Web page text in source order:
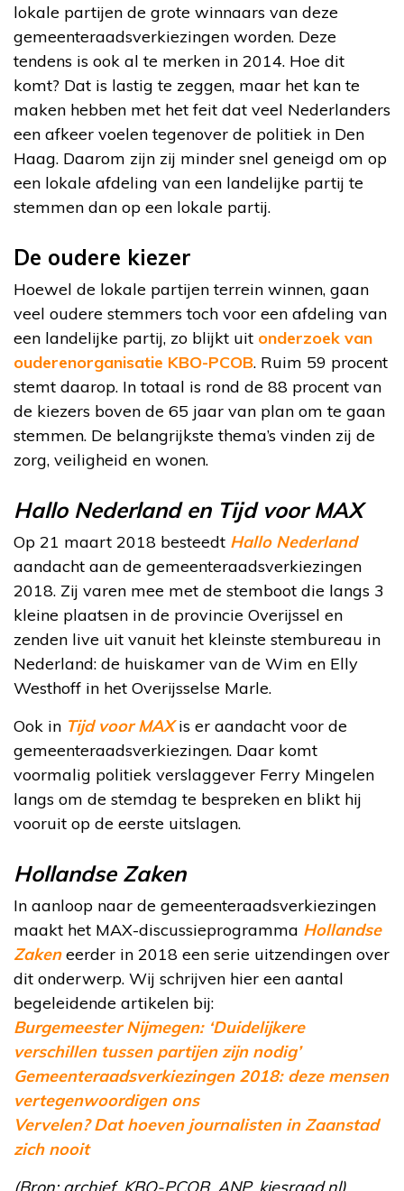
lokale partijen de grote winnaars van deze
gemeenteraadsverkiezingen worden. Deze
tendens is ook al te merken in 2014. Hoe dit
komt? Dat is lastig te zeggen, maar het kan te
maken hebben met het feit dat veel Nederlanders
een afkeer voelen tegenover de politiek in Den
Haag. Daarom zijn zij minder snel geneigd om op
een lokale afdeling van een landelijke partij te
stemmen dan op een lokale partij.
De oudere kiezer
Hoewel de lokale partijen terrein winnen, gaan
veel oudere stemmers toch voor een afdeling van
een landelijke partij, zo blijkt uit onderzoek van
ouderenorganisatie KBO-PCOB. Ruim 59 procent
stemt daarop. In totaal is rond de 88 procent van
de kiezers boven de 65 jaar van plan om te gaan
stemmen. De belangrijkste thema’s vinden zij de
zorg, veiligheid en wonen.
Hallo Nederland en Tijd voor MAX
Op 21 maart 2018 besteedt Hallo Nederland
aandacht aan de gemeenteraadsverkiezingen
2018. Zij varen mee met de stemboot die langs 3
kleine plaatsen in de provincie Overijssel en
zenden live uit vanuit het kleinste stembureau in
Nederland: de huiskamer van de Wim en Elly
Westhoff in het Overijsselse Marle.
Ook in Tijd voor MAXis er aandacht voor de
gemeenteraadsverkiezingen. Daar komt
voormalig politiek verslaggever Ferry Mingelen
langs om de stemdag te bespreken en blikt hij
vooruit op de eerste uitslagen.
Hollandse Zaken
In aanloop naar de gemeenteraadsverkiezingen
maakt het MAX-discussieprogramma Hollandse
Zakeneerder in 2018 een serie uitzendingen over
dit onderwerp. Wij schrijven hier een aantal
begeleidende artikelen bij:
Burgemeester Nijmegen: ‘Duidelijkere
verschillen tussen partijen zijn nodig’
Gemeenteraadsverkiezingen 2018: deze mensen
vertegenwoordigen ons
Vervelen? Dat hoeven journalisten in Zaanstad
zich nooit
(Bron: archief, KBO-PCOB, ANP, kiesraad.nl)